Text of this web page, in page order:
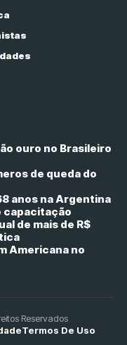
ouro no Brasileiro
de queda do
anos na Argentina
capacitação
de mais de R$
Americana no
Reservados
Termos De Uso